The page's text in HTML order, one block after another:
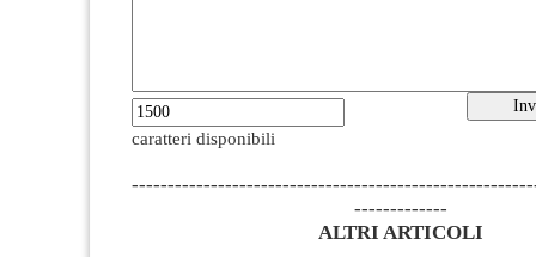
caratteri disponibili
-------------
ALTRI ARTICOLI